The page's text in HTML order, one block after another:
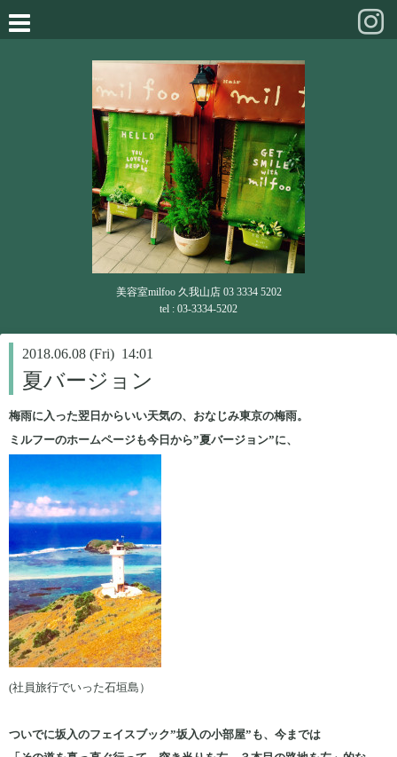
美容室milfoo 久我山店 03 3334 5202
tel : 03-3334-5202
2018.06.08 (Fri) 14:01
夏バージョン
梅雨に入った翌日からいい天気の、おなじみ東京の梅雨。
ミルフーのホームページも今日から”夏バージョン”に、
(社員旅行でいった石垣島）
ついでに坂入のフェイスブック”坂入の小部屋”も、今までは